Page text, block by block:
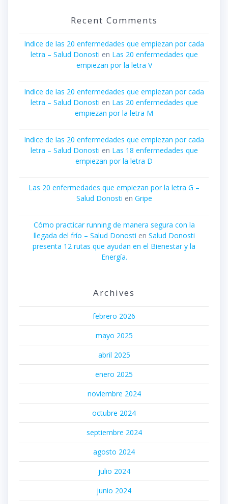
Recent Comments
Indice de las 20 enfermedades que empiezan por cada
letra – Salud Donosti en Las 20 enfermedades que
empiezan por la letra V
Indice de las 20 enfermedades que empiezan por cada
letra – Salud Donosti en Las 20 enfermedades que
empiezan por la letra M
Indice de las 20 enfermedades que empiezan por cada
letra – Salud Donosti en Las 18 enfermedades que
empiezan por la letra D
Las 20 enfermedades que empiezan por la letra G –
Salud Donosti en Gripe
Cómo practicar running de manera segura con la
llegada del frío – Salud Donosti en Salud Donosti
presenta 12 rutas que ayudan en el Bienestar y la
Energía.
Archives
febrero 2026
mayo 2025
abril 2025
enero 2025
noviembre 2024
octubre 2024
septiembre 2024
agosto 2024
julio 2024
junio 2024